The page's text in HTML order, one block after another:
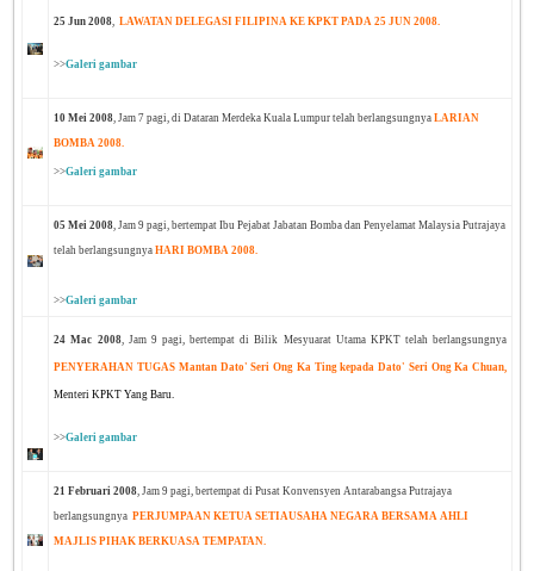
25 Jun 2008,LAWATAN DELEGASI FILIPINA KE KPKT PADA 25 JUN 2008.
>>Galeri gambar
10 Mei 2008, Jam 7 pagi,di Dataran Merdeka Kuala Lumpur telah berlangsungnyaLARIAN
BOMBA 2008.
>>Galeri gambar
05 Mei 2008, Jam 9 pagi, bertempat Ibu Pejabat Jabatan Bomba dan Penyelamat Malaysia Putrajaya
telah berlangsungnya HARI BOMBA 2008.
>>Galeri gambar
24 Mac 2008, Jam 9 pagi,bertempat di Bilik Mesyuarat Utama KPKT telah berlangsungnya
PENYERAHAN TUGAS Mantan Dato' Seri Ong Ka Ting kepada Dato' Seri Ong Ka Chuan,
Menteri KPKT Yang Baru.
>>Galeri gambar
21 Februari 2008, Jam 9 pagi,bertempat di Pusat Konvensyen Antarabangsa Putrajaya
berlangsungnyaPERJUMPAAN KETUA SETIAUSAHA NEGARA BERSAMA AHLI
MAJLIS PIHAK BERKUASA TEMPATAN.